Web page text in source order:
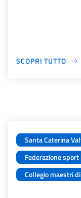
SCOPRI TUTTO
Santa Caterina
Federazione
Collegio maestri